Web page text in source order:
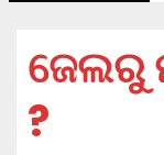
ଜେଲରୁ
?